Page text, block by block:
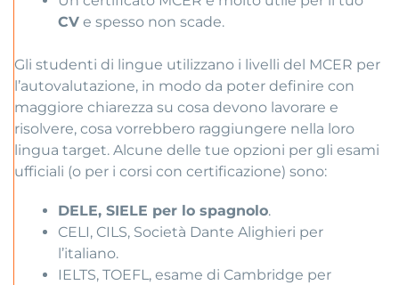
CV e spesso non scade.
Gli studenti di lingue utilizzano i livelli del MCER per
l’autovalutazione, in modo da poter definire con
maggiore chiarezza su cosa devono lavorare e
risolvere, cosa vorrebbero raggiungere nella loro
lingua target. Alcune delle tue opzioni per gli esami
ufficiali (o per i corsi con certificazione) sono:
DELE, SIELE per lo spagnolo.
CELI, CILS, Società Dante Alighieri per
l’italiano.
IELTS, TOEFL, esame di Cambridge per